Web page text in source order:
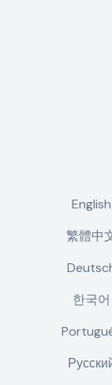
English
繁體中
한국어